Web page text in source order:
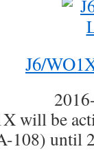
J6/
will be
108) until